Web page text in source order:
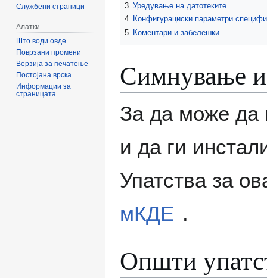
3 Уредување на датотеките
4 Конфигурациски параметри
5 Коментари и забелешки
Симнување
За да може да
и да ги
Упатства за
мКДЕ .
Општи
Службени страници
Алатки
Што води овде
Поврзани промени
Верзија за печатење
Постојана врска
Информации за
страницата